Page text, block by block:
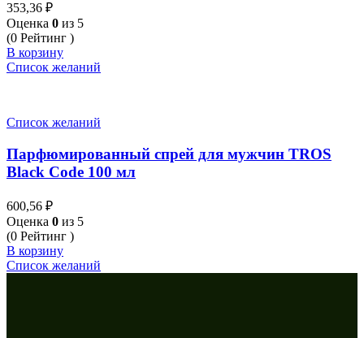
353,36 ₽
Оценка 0 из 5
(0 Рейтинг )
В корзину
Список желаний
Список желаний
Парфюмированный спрей для мужчин TROS
Black Code 100 мл
600,56 ₽
Оценка 0 из 5
(0 Рейтинг )
В корзину
Список желаний